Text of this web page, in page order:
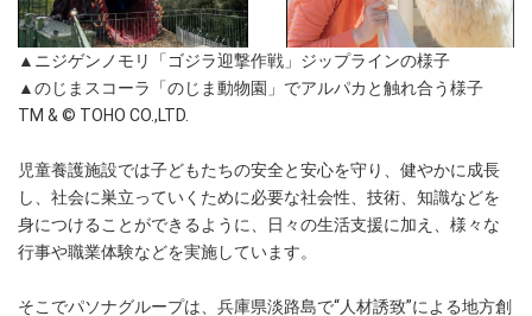
▲ニジゲンノモリ「ゴジラ迎撃作戦」ジップラインの様子
▲のじまスコーラ「のじま動物園」でアルパカと触れ合う様子
TM & © TOHO CO.,LTD.
児童養護施設では子どもたちの安全と安心を守り、健やかに成長
し、社会に巣立っていくために必要な社会性、技術、知識などを
身につけることができるように、日々の生活支援に加え、様々な
行事や職業体験などを実施しています。
そこでパソナグループは、兵庫県淡路島で“人材誘致”による地方創